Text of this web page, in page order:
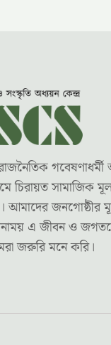
গবেষণাধর্মী
চিরায়ত সামাজিক
আমাদের জনগোষ্ঠীর
এ জীবন ও
জরুরি মনে করি।